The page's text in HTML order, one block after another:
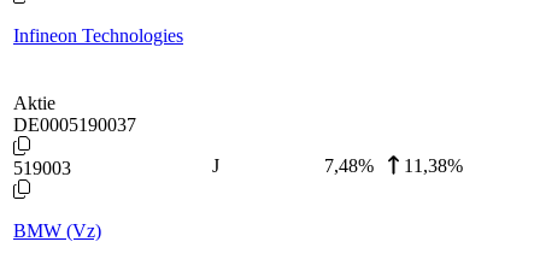
Infineon Technologies
Aktie
DE0005190037
519003
BMW (Vz)
J 7,48% 11,38%